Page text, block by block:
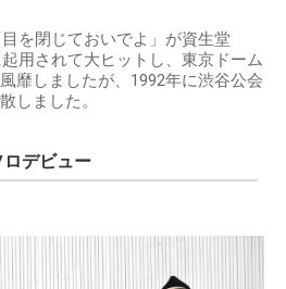
を閉じておいでよ」が資生堂
用されて大ヒットし、東京ドーム
靡しましたが、1992年に渋谷公会
しました。
ロデビュー